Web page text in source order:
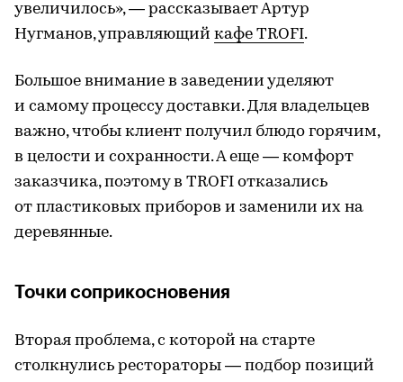
увеличилось», — рассказывает Артур
Нугманов, управляющий кафе TROFI.
Большое внимание в заведении уделяют
и самому процессу доставки. Для владельцев
важно, чтобы клиент получил блюдо горячим,
в целости и сохранности. А еще — комфорт
заказчика, поэтому в TROFI отказались
от пластиковых приборов и заменили их на
деревянные.
Точки соприкосновения
Вторая проблема, с которой на старте
столкнулись рестораторы — подбор позиций